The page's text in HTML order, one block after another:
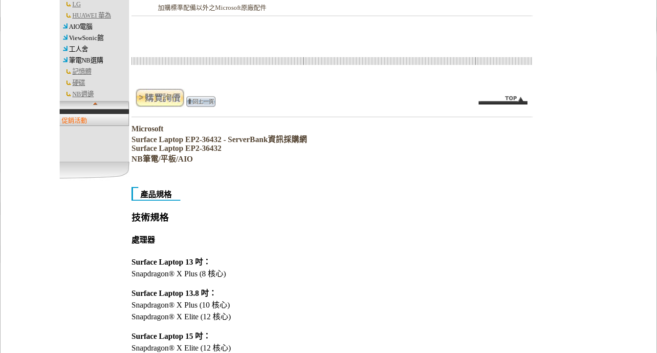
LG
HUAWEI 華為
AIO電腦
ViewSonic館
工人舍
筆電NB選購
記憶體
硬碟
NB週邊
促銷活動
加購標準配備以外之Microsoft原廠配件
Microsoft
Surface Laptop EP2-36432 - ServerBank資訊採購網
Surface Laptop EP2-36432
NB筆電/平板/AIO
產品規格
技術規格
處理器
Surface Laptop 13 吋：
Snapdragon® X Plus (8 核心)
Surface Laptop 13.8 吋：
Snapdragon® X Plus (10 核心)
Snapdragon® X Elite (12 核心)
Surface Laptop 15 吋：
Snapdragon® X Elite (12 核心)